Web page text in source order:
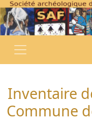
Inventaire
Commune